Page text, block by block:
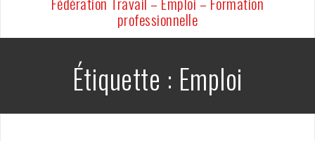
professionnelle
Étiquette : Emploi